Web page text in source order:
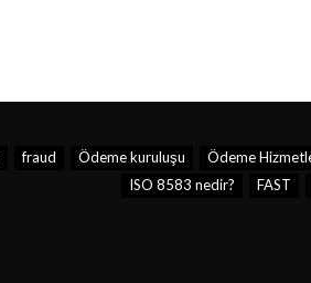
fraud Ödeme kuruluşu Ödeme
ISO 8583 nedir?
FAST